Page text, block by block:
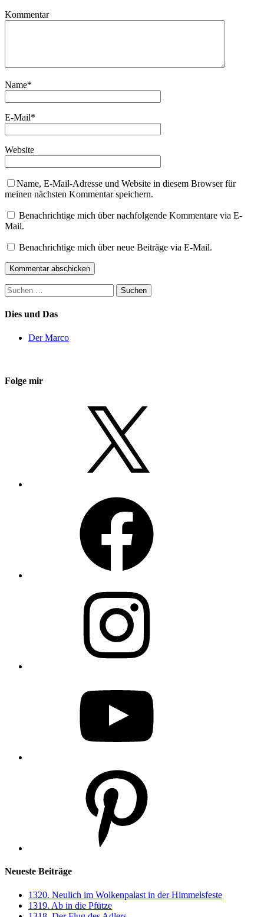
Kommentar
Name*
E-Mail*
Website
Name, E-Mail-Adresse und Website in diesem Browser für
meinen nächsten Kommentar speichern.
Benachrichtige mich über nachfolgende Kommentare via E-
Mail.
Benachrichtige mich über neue Beiträge via E-Mail.
Suchen
nach:
Dies und Das
Der Marco
Folge mir
Neueste Beiträge
1320. Neulich im Wolkenpalast in der Himmelsfeste
1319. Ab in die Pfütze